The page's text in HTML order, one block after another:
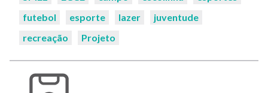
futebol
esporte lazer
juventude
recreação
Projeto